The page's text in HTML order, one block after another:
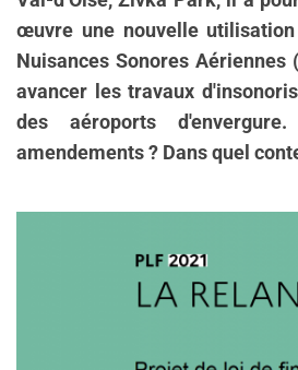
œuvre une nouvelle
Nuisances Sonores Aériennes
avancer les travaux
des aéroports
amendements ? Dans quel